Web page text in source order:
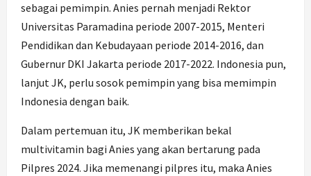
sebagai pemimpin. Anies pernah menjadi Rektor
Universitas Paramadina periode 2007-2015, Menteri
Pendidikan dan Kebudayaan periode 2014-2016, dan
Gubernur DKI Jakarta periode 2017-2022. Indonesia pun,
lanjut JK, perlu sosok pemimpin yang bisa memimpin
Indonesia dengan baik.
Dalam pertemuan itu, JK memberikan bekal
multivitamin bagi Anies yang akan bertarung pada
Pilpres 2024. Jika memenangi pilpres itu, maka Anies